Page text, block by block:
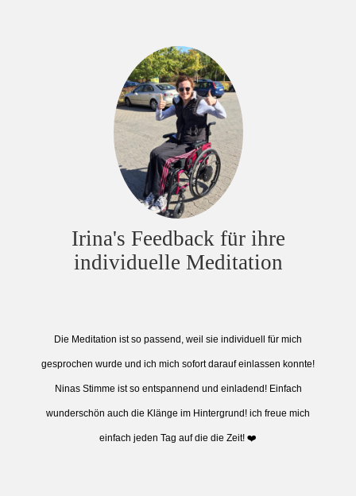
Irina's Feedback für ihre
individuelle Meditation
Die Meditation ist so passend, weil sie individuell für mich
gesprochen wurde und ich mich sofort darauf einlassen konnte!
Ninas Stimme ist so entspannend und einladend! Einfach
wunderschön auch die Klänge im Hintergrund! ich freue mich
einfach jeden Tag auf die die Zeit! ❤️